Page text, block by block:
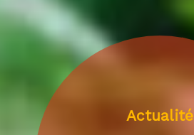
Actualité